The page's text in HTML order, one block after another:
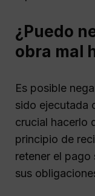
¿Puedo
obra mal
Es posible
sido ejecutada
crucial hacerlo
principio de
retener el
sus